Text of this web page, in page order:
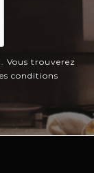
Vous trouverez
conditions